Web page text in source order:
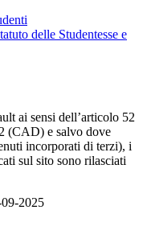
delle Studentesse e
ai sensi dell’articolo 52
(CAD) e salvo dove
incorporati di terzi), i
sul sito sono rilasciati
2025